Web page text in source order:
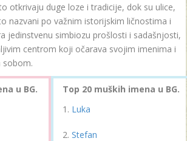
otkrivaju duge loze i tradicije, dok su ulice,
nazvani po važnim istorijskim ličnostima i
jedinstvenu simbiozu prošlosti i sadašnjosti,
centrom koji očarava svojim imenima i
sobom.
u BG.
Top 20 muških imena u BG.
Luka
Stefan